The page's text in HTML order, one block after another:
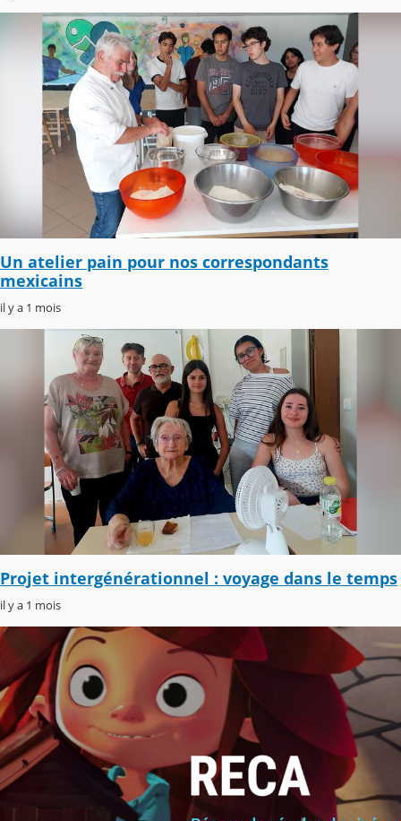
Un atelier pain pour nos correspondants
mexicains
il y a 1 mois
Projet intergénérationnel : voyage dans le temps
il y a 1 mois